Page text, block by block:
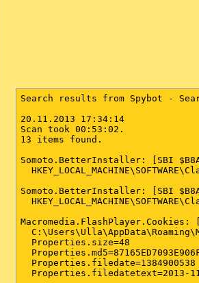
Search results from Spybot -
20.11.2013 17:34:14
Scan took 00:53:02.
13 items found.
Somoto.BetterInstaller: [SBI
Somoto.BetterInstaller: [SBI
  Properties.size=48
  Properties.filedate=1384900538
Properties.filedatetext=2013-